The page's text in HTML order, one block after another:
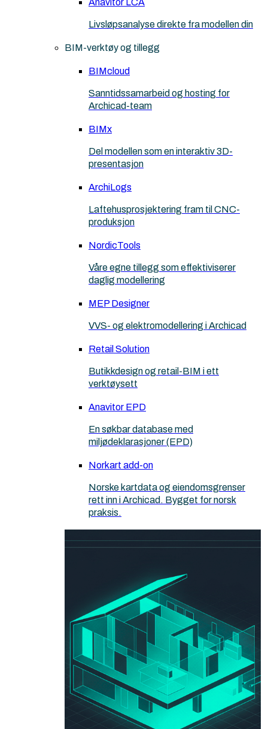
Anavitor LCA
Livsløpsanalyse direkte fra modellen din
BIM-verktøy og tillegg
BIMcloud
Sanntidssamarbeid og hosting for
Archicad-team
BIMx
Del modellen som en interaktiv 3D-
presentasjon
ArchiLogs
Laftehusprosjektering fram til CNC-
produksjon
NordicTools
Våre egne tillegg som effektiviserer
daglig modellering
MEP Designer
VVS- og elektromodellering i Archicad
Retail Solution
Butikkdesign og retail-BIM i ett
verktøysett
Anavitor EPD
En søkbar database med
miljødeklarasjoner (EPD)
Norkart add-on
Norske kartdata og eiendomsgrenser
rett inn i Archicad. Bygget for norsk
praksis.